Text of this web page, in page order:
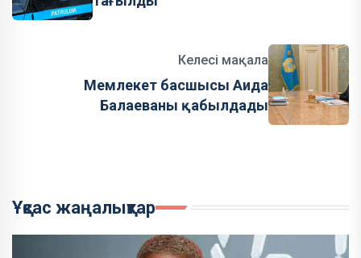
Келесі мақала
Мемлекет басшысы Аида
Балаеваны қабылдады
Ұқсас жаңалықтар